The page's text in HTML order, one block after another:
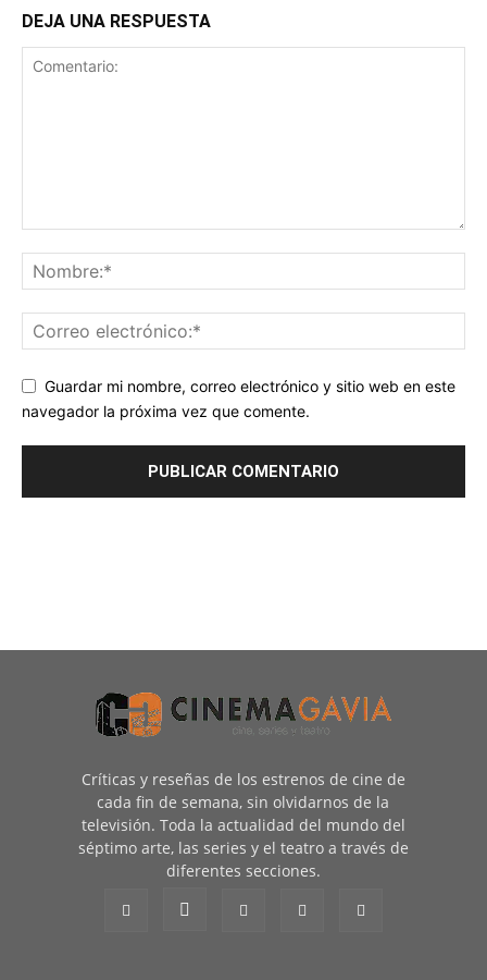
DEJA UNA RESPUESTA
Guardar mi nombre, correo electrónico y sitio web en este
navegador la próxima vez que comente.
Críticas y reseñas de los estrenos de cine de
cada fin de semana, sin olvidarnos de la
televisión. Toda la actualidad del mundo del
séptimo arte, las series y el teatro a través de
diferentes secciones.